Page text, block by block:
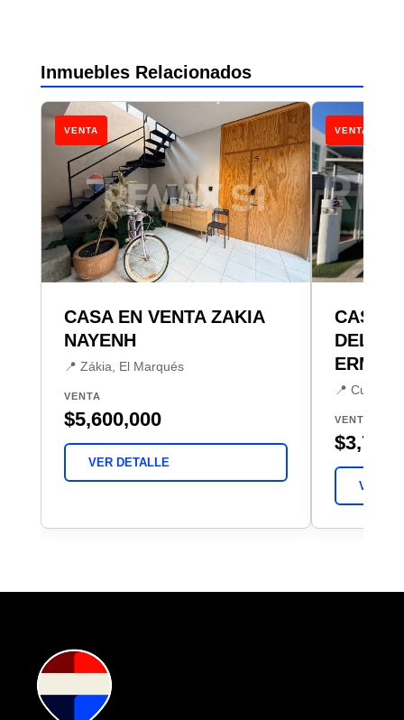
Inmuebles Relacionados
VENTA
CASA EN VENTA ZAKIA
NAYENH
📍 Zákia, El Marqués
VENTA
$5,600,000
VER DETALLE
VENTA
CASA
DEL
ERMITA
📍
VENTA
VER